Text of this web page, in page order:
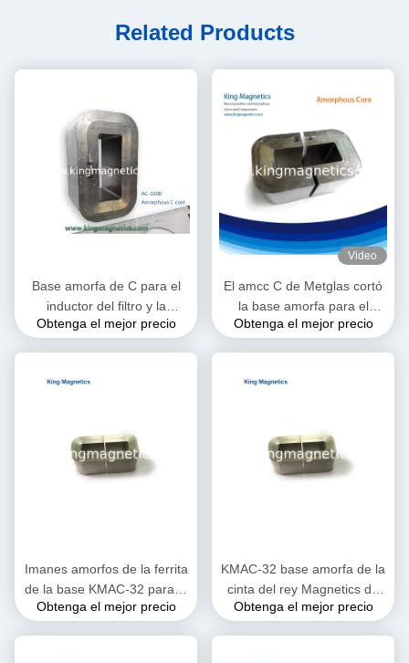
Related Products
Base amorfa de C para el
inductor del filtro y la
obstrucción de PFC hechos
Obtenga el mejor precio
Video
El amcc C de Metglas cortó
la base amorfa para el
transformador de alta
Obtenga el mejor precio
Imanes amorfos de la ferrita
de la base KMAC-32 para la
alta densidad de flujo de la
Obtenga el mejor precio
KMAC-32 base amorfa de la
cinta del rey Magnetics de
los metglass del no-cristal
Obtenga el mejor precio